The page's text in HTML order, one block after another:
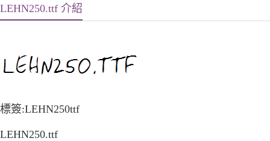
LEHN250.ttf 介紹
標簽:LEHN250ttf
LEHN250.ttf